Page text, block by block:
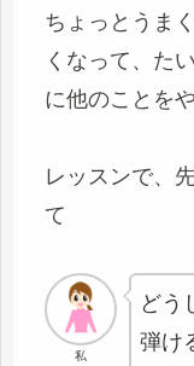
ちょっとうま
くなって、た
に他のことを
レッスンで、
て
私
どう
弾け